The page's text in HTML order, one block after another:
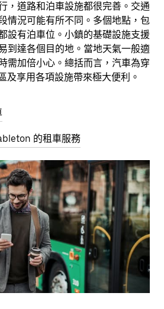
，道路和泊車設施都很完善。交通
情況可能有所不同。多個地點，包
設有泊車位。小鎮的基礎設施支援
到達各個目的地。當地天氣一般適
需加倍小心。總括而言，汽車為穿
及享用各項設施帶來極大便利。
的租車服務